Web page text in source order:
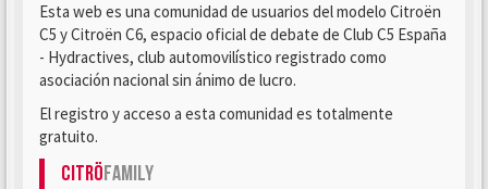
Esta web es una comunidad de usuarios del modelo Citroën
C5 y Citroën C6, espacio oficial de debate de Club C5 España
- Hydractives, club automovilístico registrado como
asociación nacional sin ánimo de lucro.
El registro y acceso a esta comunidad es totalmente
gratuito.
CitröFamily